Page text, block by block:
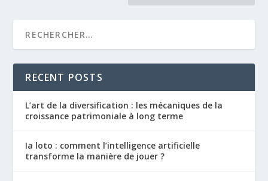
RECENT POSTS
L’art de la diversification : les mécaniques de la
croissance patrimoniale à long terme
Ia loto : comment l’intelligence artificielle
transforme la manière de jouer ?